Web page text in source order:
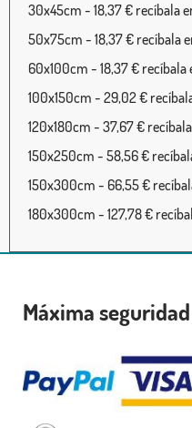
30x45cm - 18,37 € recíbala
50x75cm - 18,37 € recíbala
60x100cm - 18,37 € recíbala
100x150cm - 29,02 €
120x180cm - 37,67 €
150x250cm - 58,56 €
150x300cm - 66,55 €
180x300cm - 127,78 €
Máxima